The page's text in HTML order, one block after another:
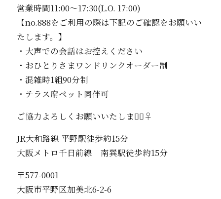
営業時間11:00〜17:30(L.O. 17:00)
【no.888をご利用の際は下記のご確認をお願いい
たします。】
・大声での会話はお控えください
・おひとりさまワンドリンクオーダー制
・混雑時1組90分制
・テラス席ペット同伴可
ご協力よろしくお願いいたします🏻‍♀️
JR大和路線 平野駅徒歩約15分
大阪メトロ千日前線 南巽駅徒歩約15分
〒577-0001
大阪市平野区加美北6-2-6